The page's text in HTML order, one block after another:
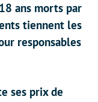
ans morts par
tiennent les
responsables
ses prix de